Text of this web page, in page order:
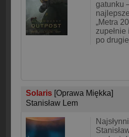
gatunku
„Metra
zupełnie
po
Solaris [Oprawa Miękka]
Stanisław Lem